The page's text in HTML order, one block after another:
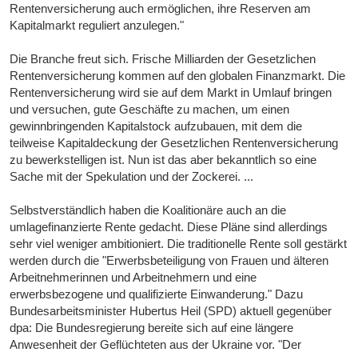
Rentenversicherung auch ermöglichen, ihre Reserven am
Kapitalmarkt reguliert anzulegen."
Die Branche freut sich. Frische Milliarden der Gesetzlichen
Rentenversicherung kommen auf den globalen Finanzmarkt. Die
Rentenversicherung wird sie auf dem Markt in Umlauf bringen
und versuchen, gute Geschäfte zu machen, um einen
gewinnbringenden Kapitalstock aufzubauen, mit dem die
teilweise Kapitaldeckung der Gesetzlichen Rentenversicherung
zu bewerkstelligen ist. Nun ist das aber bekanntlich so eine
Sache mit der Spekulation und der Zockerei. ...
Selbstverständlich haben die Koalitionäre auch an die
umlagefinanzierte Rente gedacht. Diese Pläne sind allerdings
sehr viel weniger ambitioniert. Die traditionelle Rente soll gestärkt
werden durch die "Erwerbsbeteiligung von Frauen und älteren
Arbeitnehmerinnen und Arbeitnehmern und eine
erwerbsbezogene und qualifizierte Einwanderung." Dazu
Bundesarbeitsminister Hubertus Heil (SPD) aktuell gegenüber
dpa: Die Bundesregierung bereite sich auf eine längere
Anwesenheit der Geflüchteten aus der Ukraine vor. "Der